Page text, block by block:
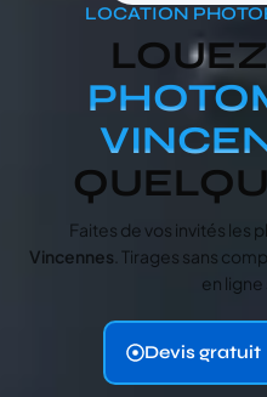
LOCATION
Faites de vos invités les
Vincennes . Tirages sans
en ligne
Devis gratuit